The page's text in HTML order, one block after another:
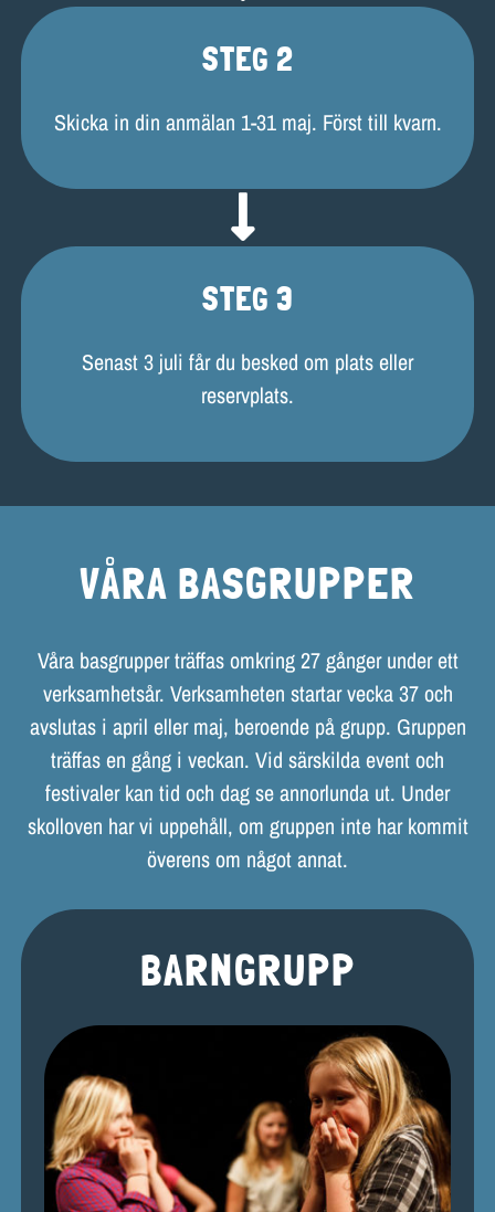
STEG 2
Skicka in din anmälan 1-31 maj. Först till kvarn.
STEG 3
Senast 3 juli får du besked om plats eller
reservplats.
VÅRA BASGRUPPER
Våra basgrupper träffas omkring 27 gånger under ett
verksamhetsår. Verksamheten startar vecka 37 och
avslutas i april eller maj, beroende på grupp. Gruppen
träffas en gång i veckan. Vid särskilda event och
festivaler kan tid och dag se annorlunda ut. Under
skolloven har vi uppehåll, om gruppen inte har kommit
överens om något annat.
BARNGRUPP